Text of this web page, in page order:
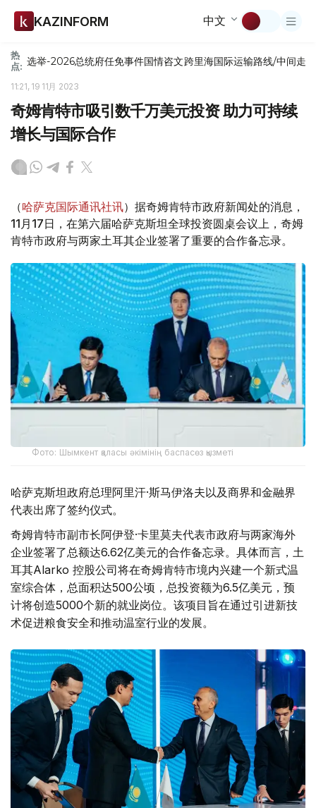
KAZINFORM 中文
热
点: 选举-2026总统府任免事件国情咨文跨里海国际运输路线/中间走廊
11:21, 19 11月 2023
奇姆肯特市吸引数千万美元投资 助力可持续
增长与国际合作
（哈萨克国际通讯社讯）据奇姆肯特市政府新闻处的消息，
11月17日，在第六届哈萨克斯坦全球投资圆桌会议上，奇姆
肯特市政府与两家土耳其企业签署了重要的合作备忘录。
Фото: Шымкент қаласы әкімінің баспасөз қызметі
哈萨克斯坦政府总理阿里汗·斯马伊洛夫以及商界和金融界
代表出席了签约仪式。
奇姆肯特市副市长阿伊登·卡里莫夫代表市政府与两家海外
企业签署了总额达6.62亿美元的合作备忘录。具体而言，土
耳其Alarko 控股公司将在奇姆肯特市境内兴建一个新式温
室综合体，总面积达500公顷，总投资额为6.5亿美元，预
计将创造5000个新的就业岗位。该项目旨在通过引进新技
术促进粮食安全和推动温室行业的发展。